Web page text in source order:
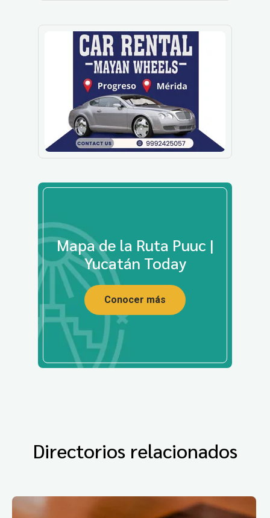
Mapa de la Ruta Puuc |
Yucatán Today
Conocer más
Directorios relacionados